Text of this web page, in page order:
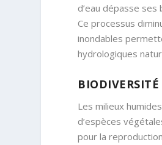
d’eau dépasse
Ce processus
inondables
hydrologiques
Les milieux
d’espèces
pour la